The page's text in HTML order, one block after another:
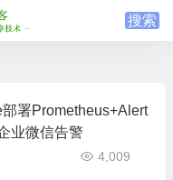
署Prometheus+Alert
业微信告警
4,009